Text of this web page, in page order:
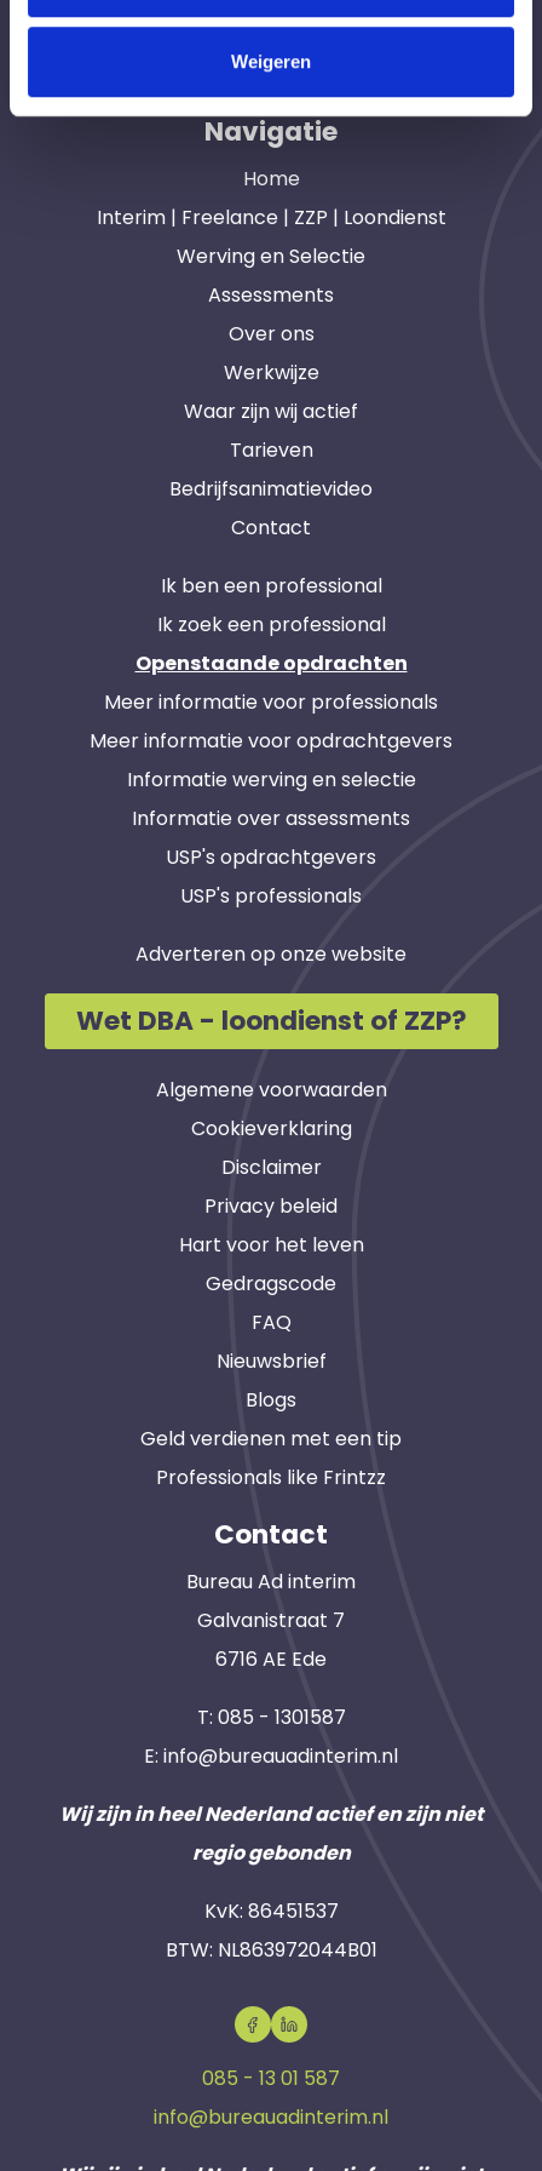
Weigeren
opdrachtgevers en interim, freelance en ZZP
professionals in heel Nederland. Ook loondienst.
Navigatie
Home
Interim | Freelance | ZZP | Loondienst
Werving en Selectie
Assessments
Over ons
Werkwijze
Waar zijn wij actief
Tarieven
Bedrijfsanimatievideo
Contact
Ik ben een professional
Ik zoek een professional
Openstaande opdrachten
Meer informatie voor professionals
Meer informatie voor opdrachtgevers
Informatie werving en selectie
Informatie over assessments
USP's opdrachtgevers
USP's professionals
Adverteren op onze website
Wet DBA - loondienst of ZZP?
Algemene voorwaarden
Cookieverklaring
Disclaimer
Privacy beleid
Hart voor het leven
Gedragscode
FAQ
Nieuwsbrief
Blogs
Geld verdienen met een tip
Professionals like Frintzz
Contact
Bureau Ad interim
Galvanistraat 7
6716 AE Ede
T: 085 - 1301587
E: info@bureauadinterim.nl
Wij zijn in heel Nederland actief en zijn niet
regio gebonden
KvK: 86451537
BTW: NL863972044B01
085 - 13 01 587
info@bureauadinterim.nl